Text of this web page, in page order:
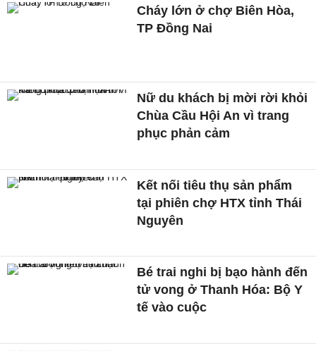
Cháy lớn ở chợ Biên Hòa,
TP Đồng Nai
Nữ du khách bị mời rời khỏi
Chùa Cầu Hội An vì trang
phục phản cảm
Kết nối tiêu thụ sản phẩm
tại phiên chợ HTX tỉnh Thái
Nguyên
Bé trai nghi bị bạo hành đến
tử vong ở Thanh Hóa: Bộ Y
tế vào cuộc